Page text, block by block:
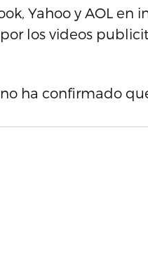
Yahoo y AOL en
los videos
ha confirmado